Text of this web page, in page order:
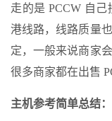
走的是 PCCW 自
港线路，线路质量
定，一般来说商家
很多商家都在出售
主机参考简单总结：